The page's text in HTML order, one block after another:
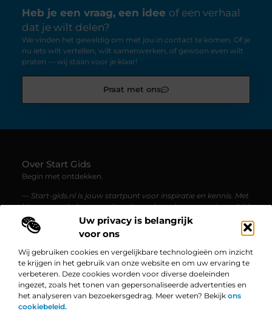
Uw privacy is belangrijk
voor ons
Wij gebruiken cookies en vergelijkbare technologieën om inzicht
te krijgen in het gebruik van onze website en om uw ervaring te
verbeteren. Deze cookies worden voor diverse doeleinden
ingezet, zoals het tonen van gepersonaliseerde advertenties en
het analyseren van bezoekersgedrag. Meer weten? Bekijk ons
cookiebeleid.
Heb je een vraag, een idee of een verhaal
dat je wilt delen?
We vinden het geweldig om met jou in contact te komen. Of je
nu iets wilt vertellen, wilt samenwerken, of gewoon even wilt
praten — wij staan voor je klaar!
Praat met ons
Over Start Gids
Begin met ontdekken.
— Start-gids.nl is jouw startpunt voor inspiratie en kennis. Met
blogs en artikelen over uiteenlopende onderwerpen, is er altijd
iets nieuws te lezen.
Onze informatie